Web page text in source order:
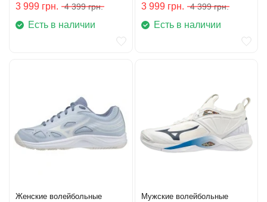
3 999 грн. 4 399 грн.
Есть в наличии
3 999 грн. 4 399 грн.
Есть в наличии
Женские волейбольные
Мужские волейбольные